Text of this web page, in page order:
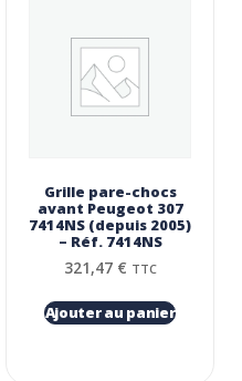
Grille pare-chocs
avant Peugeot 307
7414NS (depuis 2005)
– Réf. 7414NS
321,47 € TTC
Ajouter au panier